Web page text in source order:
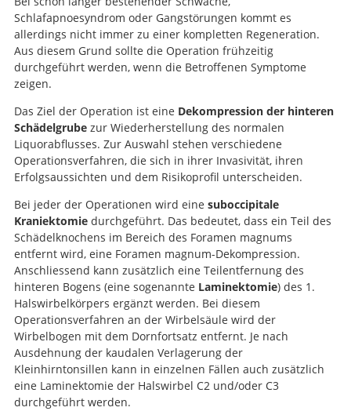
Schlafapnoesyndrom oder Gangstörungen kommt es
allerdings nicht immer zu einer kompletten Regeneration.
Aus diesem Grund sollte die Operation frühzeitig
durchgeführt werden, wenn die Betroffenen Symptome
zeigen.
Das Ziel der Operation ist eine Dekompression der hinteren
Schädelgrubezur Wiederherstellung des normalen
Liquorabflusses. Zur Auswahl stehen verschiedene
Operationsverfahren, die sich in ihrer Invasivität, ihren
Erfolgsaussichten und dem Risikoprofil unterscheiden.
Bei jeder der Operationen wird eine suboccipitale
Kraniektomiedurchgeführt. Das bedeutet, dass ein Teil des
Schädelknochens im Bereich des Foramen magnums
entfernt wird, eine Foramen magnum-Dekompression.
Anschliessend kann zusätzlich eine Teilentfernung des
hinteren Bogens (eine sogenannte Laminektomie) des 1.
Halswirbelkörpers ergänzt werden. Bei diesem
Operationsverfahren an der Wirbelsäule wird der
Wirbelbogen mit dem Dornfortsatz entfernt. Je nach
Ausdehnung der kaudalen Verlagerung der
Kleinhirntonsillen kann in einzelnen Fällen auch zusätzlich
eine Laminektomie der Halswirbel C2 und/oder C3
durchgeführt werden.